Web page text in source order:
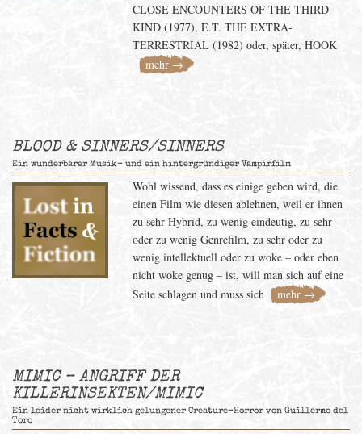
CLOSE ENCOUNTERS OF THE THIRD
KIND (1977), E.T. THE EXTRA-
TERRESTRIAL (1982) oder, später, HOOK
mehr →
BLOOD & SINNERS/SINNERS
Ein wunderbarer Musik- und ein hintergründiger Vampirfilm
Wohl wissend, dass es einige geben wird, die
einen Film wie diesen ablehnen, weil er ihnen
zu sehr Hybrid, zu wenig eindeutig, zu sehr
oder zu wenig Genrefilm, zu sehr oder zu
wenig intellektuell oder zu woke – oder eben
nicht woke genug – ist, will man sich auf eine
Seite schlagen und muss sich
mehr →
MIMIC – ANGRIFF DER
KILLERINSEKTEN/MIMIC
Ein leider nicht wirklich gelungener Creature-Horror von Guillermo del
Toro